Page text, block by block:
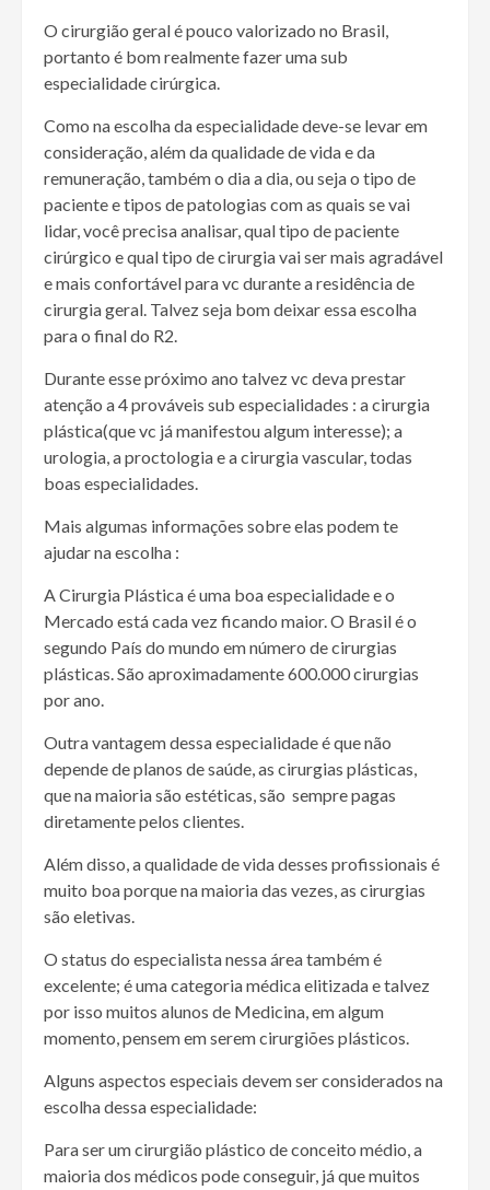
O cirurgião geral é pouco valorizado no Brasil,
portanto é bom realmente fazer uma sub
especialidade cirúrgica.
Como na escolha da especialidade deve-se levar em
consideração, além da qualidade de vida e da
remuneração, também o dia a dia, ou seja o tipo de
paciente e tipos de patologias com as quais se vai
lidar, você precisa analisar, qual tipo de paciente
cirúrgico e qual tipo de cirurgia vai ser mais agradável
e mais confortável para vc durante a residência de
cirurgia geral. Talvez seja bom deixar essa escolha
para o final do R2.
Durante esse próximo ano talvez vc deva prestar
atenção a 4 prováveis sub especialidades : a cirurgia
plástica(que vc já manifestou algum interesse); a
urologia, a proctologia e a cirurgia vascular, todas
boas especialidades.
Mais algumas informações sobre elas podem te
ajudar na escolha :
A Cirurgia Plástica é uma boa especialidade e o
Mercado está cada vez ficando maior. O Brasil é o
segundo País do mundo em número de cirurgias
plásticas. São aproximadamente 600.000 cirurgias
por ano.
Outra vantagem dessa especialidade é que não
depende de planos de saúde, as cirurgias plásticas,
que na maioria são estéticas, são sempre pagas
diretamente pelos clientes.
Além disso, a qualidade de vida desses profissionais é
muito boa porque na maioria das vezes, as cirurgias
são eletivas.
O status do especialista nessa área também é
excelente; é uma categoria médica elitizada e talvez
por isso muitos alunos de Medicina, em algum
momento, pensem em serem cirurgiões plásticos.
Alguns aspectos especiais devem ser considerados na
escolha dessa especialidade:
Para ser um cirurgião plástico de conceito médio, a
maioria dos médicos pode conseguir, já que muitos